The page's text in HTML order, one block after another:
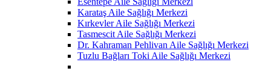
Karataş Aile Sağlığı Merkezi
Kırkevler Aile Sağlığı Merkezi
Tasmescit Aile Sağlığı Merkezi
Dr. Kahraman Pehlivan Aile Sağlığı Merkezi
Tuzlu Bağları Toki Aile Sağlığı Merkezi